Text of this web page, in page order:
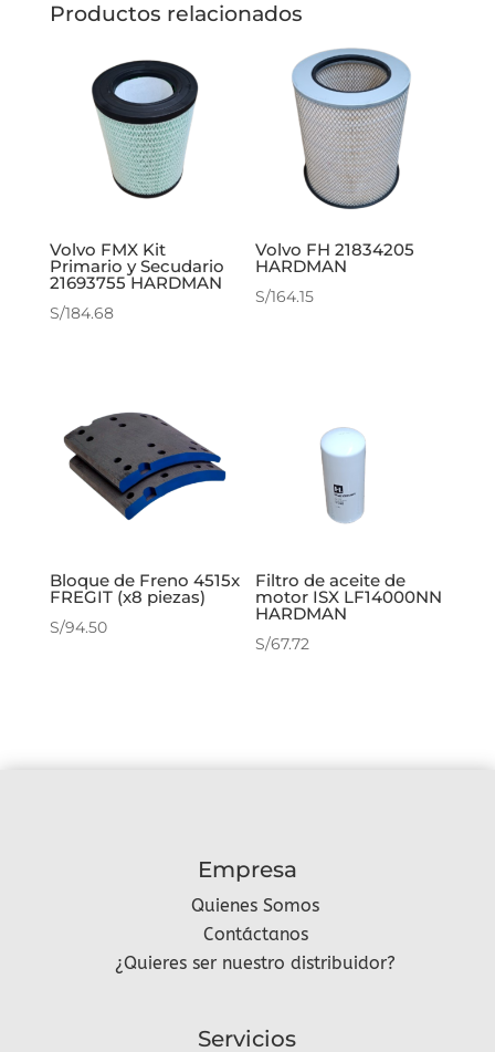
Productos relacionados
Volvo FMX Kit
Primario y Secudario
21693755 HARDMAN
S/184.68
Volvo FH 21834205
HARDMAN
S/164.15
Bloque de Freno 4515x
FREGIT (x8 piezas)
S/94.50
Filtro de aceite de
motor ISX LF14000NN
HARDMAN
S/67.72
Empresa
Quienes Somos
Contáctanos
¿Quieres ser nuestro distribuidor?
Servicios